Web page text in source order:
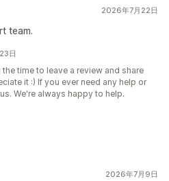
2026年7月22日
team.
日
time to leave a review and share
it :) If you ever need any help or
We're always happy to help.
2026年7月9日